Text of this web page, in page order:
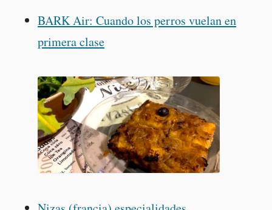
BARK Air: Cuando los perros vuelan en
primera clase